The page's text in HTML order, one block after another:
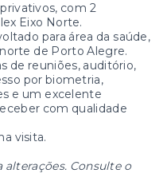
com 2
Eixo Norte.
para área da saúde,
de Porto Alegre.
de reuniões, auditório,
por biometria,
e um excelente
com qualidade
visita.
Consulte o